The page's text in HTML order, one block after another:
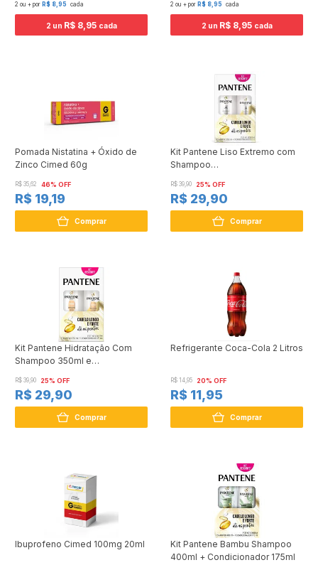
2 ou + por R$ 8,95 cada
2 un R$ 8,95 cada
2 ou + por R$ 8,95 cada
2 un R$ 8,95 cada
Pomada Nistatina + Óxido de
Zinco Cimed 60g
R$ 35,62 46% OFF
R$ 19,19
Comprar
Kit Pantene Liso Extremo com
Shampoo
R$ 39,90 25% OFF
R$ 29,90
Comprar
Kit Pantene Hidratação Com
Shampoo 350ml e
R$ 39,90 25% OFF
R$ 29,90
Comprar
Refrigerante Coca-Cola 2 Litros
R$ 14,95 20% OFF
R$ 11,95
Comprar
Ibuprofeno Cimed 100mg 20ml
Kit Pantene Bambu Shampoo
400ml + Condicionador 175ml